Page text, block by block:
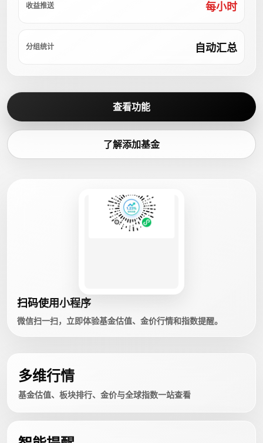
收益推送 每小时
分组统计 自动汇总
查看功能
了解添加基金
扫码使用小程序
微信扫一扫，立即体验基金估值、金价行情和指数提醒。
多维行情
基金估值、板块排行、金价与全球指数一站查看